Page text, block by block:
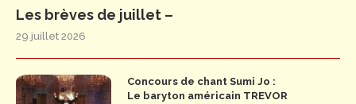
Les brèves de juillet –
29 juillet 2026
Concours de chant Sumi Jo :
Le baryton américain TREVOR